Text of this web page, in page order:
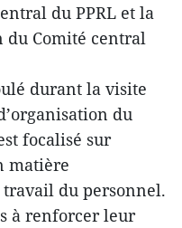
du PPRL et la
du Comité central
durant la visite
du
focalisé sur
matière
du personnel.
à renforcer leur